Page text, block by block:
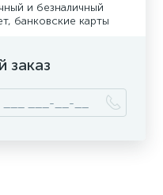
и безналичный
банковские карты
заказ